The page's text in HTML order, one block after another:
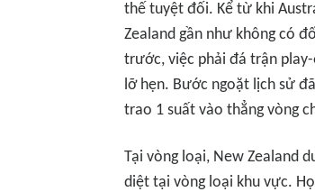
thế tuyệt đối. Kể từ khi
Zealand gần như không có
trước, việc phải đá trận
lỡ hẹn. Bước ngoặt lịch sử
trao 1 suất vào thẳng vòng
Tại vòng loại, New Zealand
diệt tại vòng loại khu vực.